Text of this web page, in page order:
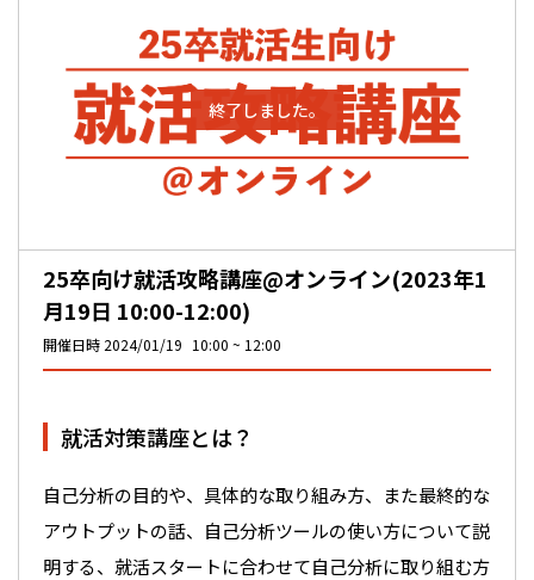
終了しました。
25卒向け就活攻略講座@オンライン(2023年1
月19日 10:00-12:00)
開催日時 2024/01/19 10:00 12:00
就活対策講座とは？
自己分析の目的や、具体的な取り組み方、また最終的な
アウトプットの話、自己分析ツールの使い方について説
明する、就活スタートに合わせて自己分析に取り組む方